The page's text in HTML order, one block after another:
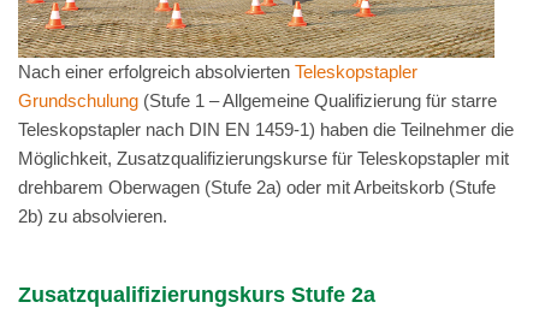
Nach einer erfolgreich absolvierten Teleskopstapler
Grundschulung (Stufe 1 – Allgemeine Qualifizierung für starre
Teleskopstapler nach DIN EN 1459-1) haben die Teilnehmer die
Möglichkeit, Zusatzqualifizierungskurse für Teleskopstapler mit
drehbarem Oberwagen (Stufe 2a) oder mit Arbeitskorb (Stufe
2b) zu absolvieren.
Zusatzqualifizierungskurs Stufe 2a